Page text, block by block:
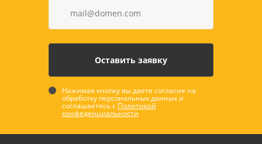
Нажимая кнопку вы даете согласие на
обработку персональных данных и
соглашаетесь с Политикой
конфеденциальности